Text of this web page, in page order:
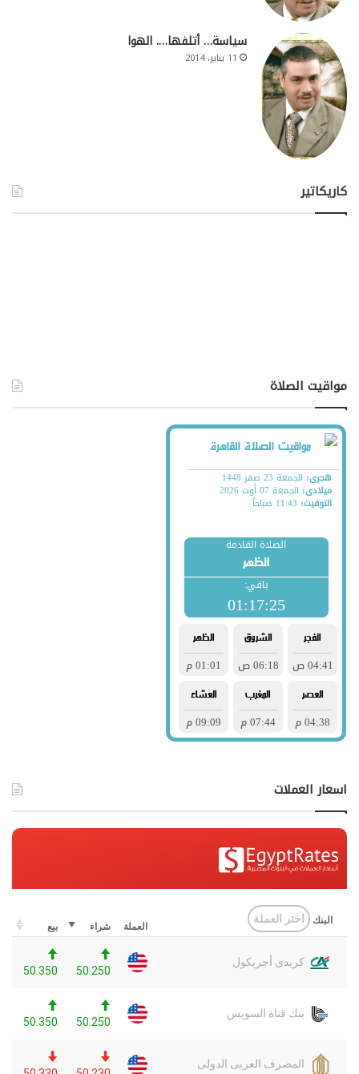
سياسة… أتلفها…. الهوا
11 يناير، 2014
كاريكاتير
مواقيت الصلاة
اسعار العملات